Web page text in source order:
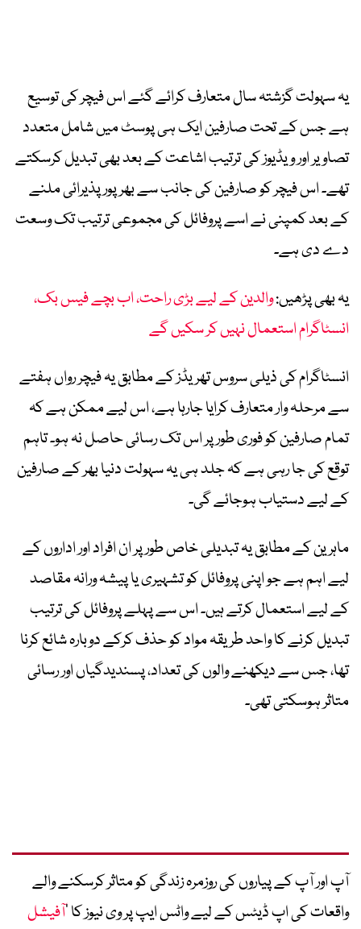
یہ سہولت گزشتہ سال متعارف کرائے گئے اس فیچر کی توسیع
ہے جس کے تحت صارفین ایک ہی پوسٹ میں شامل متعدد
تصاویر اور ویڈیوز کی ترتیب اشاعت کے بعد بھی تبدیل کرسکتے
تھے۔ اس فیچر کو صارفین کی جانب سے بھرپور پذیرائی ملنے
کے بعد کمپنی نے اسے پروفائل کی مجموعی ترتیب تک وسعت
دے دی ہے۔
یہ بھی پڑھیں:والدین کے لیے بڑی راحت، اب بچے فیس بک،
انسٹاگرام استعمال نہیں کر سکیں گے
انسٹاگرام کی ذیلی سروس تھریڈز کے مطابق یہ فیچر رواں ہفتے
سے مرحلہ وار متعارف کرایا جارہا ہے، اس لیے ممکن ہے کہ
تمام صارفین کو فوری طور پر اس تک رسائی حاصل نہ ہو۔ تاہم
توقع کی جا رہی ہے کہ جلد ہی یہ سہولت دنیا بھر کے صارفین
کے لیے دستیاب ہوجائے گی۔
ماہرین کے مطابق یہ تبدیلی خاص طور پر ان افراد اور اداروں کے
لیے اہم ہے جو اپنی پروفائل کو تشہیری یا پیشہ ورانہ مقاصد
کے لیے استعمال کرتے ہیں۔ اس سے پہلے پروفائل کی ترتیب
تبدیل کرنے کا واحد طریقہ مواد کو حذف کرکے دوبارہ شائع کرنا
تھا، جس سے دیکھنے والوں کی تعداد، پسندیدگیاں اور رسائی
متاثر ہوسکتی تھی۔
آپ اور آپ کے پیاروں کی روزمرہ زندگی کو متاثر کرسکنے والے
واقعات کی اپ ڈیٹس کے لیے واٹس ایپ پر وی نیوز کا ’آفیشل